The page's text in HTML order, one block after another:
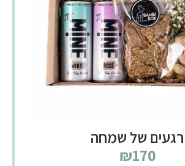
רגעים של שמחה
₪170